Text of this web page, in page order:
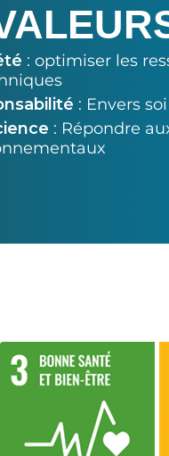
: optimiser les
: Envers
: Répondre